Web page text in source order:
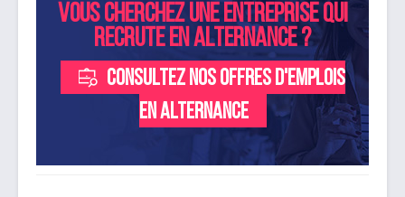
Vous cherchez une entreprise qui
recrute en alternance ?
Consultez nos offres d'emplois
en alternance